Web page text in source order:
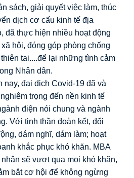
sách, giải quyết việc làm, thúc
dịch cơ cấu kinh tế địa
đã thực hiện nhiều hoạt động
hội, đóng góp phòng chống
tai....để lại những tình cảm
Nhân dân.
nay, đại dịch Covid-19 đã và
trọng đến nền kinh tế
điện nói chung và ngành
Với tinh thần đoàn kết, đổi
dám nghĩ, dám làm; hoạt
khắc phục khó khăn. MBA
sẽ vượt qua mọi khó khăn,
bắt cơ hội để không ngừng